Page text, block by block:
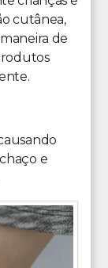
cutânea,
de
e